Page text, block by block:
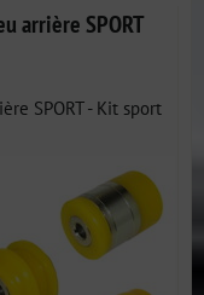
arrière SPORT
SPORT - Kit sport